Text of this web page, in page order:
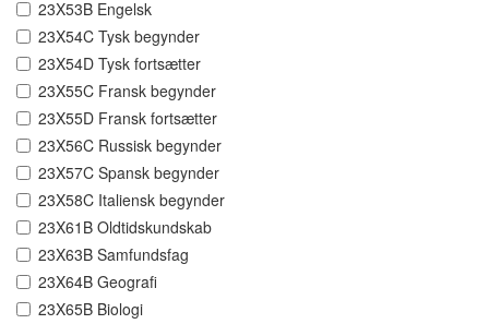
23X53B Engelsk
23X54C Tysk begynder
23X54D Tysk fortsætter
23X55C Fransk begynder
23X55D Fransk fortsætter
23X56C Russisk begynder
23X57C Spansk begynder
23X58C Italiensk begynder
23X61B Oldtidskundskab
23X63B Samfundsfag
23X64B Geografi
23X65B Biologi